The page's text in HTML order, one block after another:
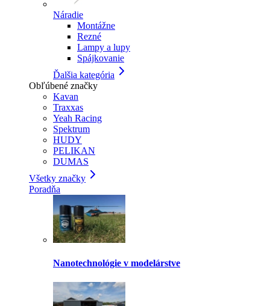
Náradie
Montážne
Rezné
Lampy a lupy
Spájkovanie
Ďalšia kategória
Obľúbené značky
Kavan
Traxxas
Yeah Racing
Spektrum
HUDY
PELIKAN
DUMAS
Všetky značky
Poradňa
Nanotechnológie v modelárstve